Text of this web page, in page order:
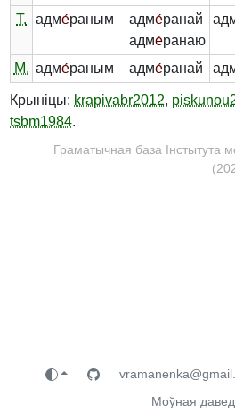
Т.
адме́раным адме́ранай
адме́ранаю
М. адме́раным адме́ранай
Крыніцы: krapivabr2012,
tsbm1984.
Граматычная база Інстытута
Моўная